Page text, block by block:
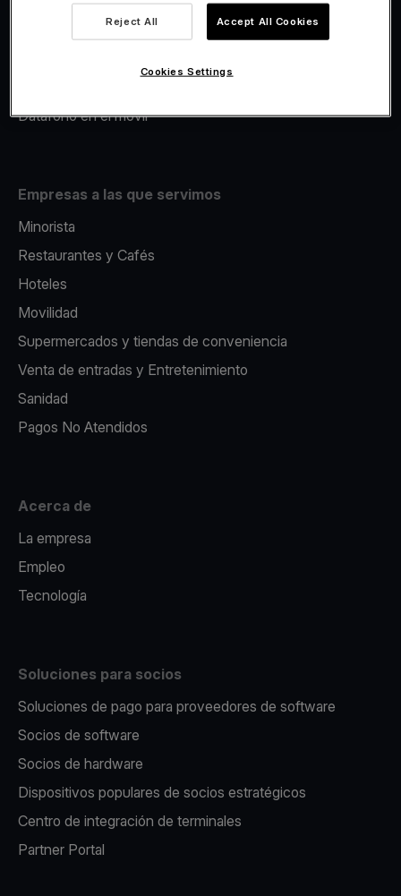
Avance Comercial
Datáfono en el movil
Empresas a las que servimos
Minorista
Restaurantes y Cafés
Hoteles
Movilidad
Supermercados y tiendas de conveniencia
Venta de entradas y Entretenimiento
Sanidad
Pagos No Atendidos
Acerca de
La empresa
Empleo
Tecnología
Soluciones para socios
Soluciones de pago para proveedores de software
Socios de software
Socios de hardware
Dispositivos populares de socios estratégicos
Centro de integración de terminales
Partner Portal
Reject All Accept All Cookies
Cookies Settings